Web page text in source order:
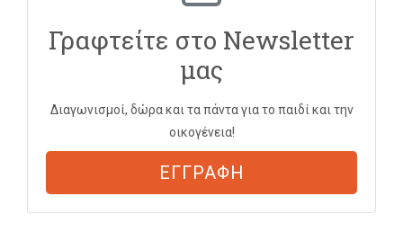
Γραφτείτε στο Newsletter
μας
Διαγωνισμοί, δώρα και τα πάντα για το παιδί και την
οικογένεια!
ΕΓΓΡΑΦΗ